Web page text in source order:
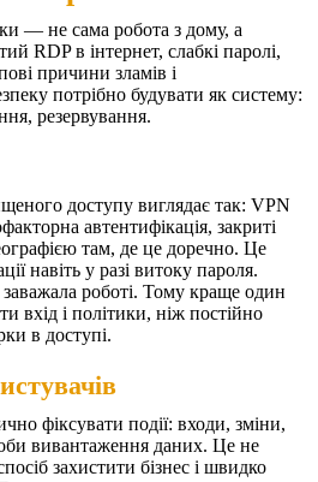
— не сама робота з дому, а
RDP в інтернет, слабкі паролі,
причини зламів і
потрібно будувати як систему:
резервування.
доступу виглядає так: VPN
автентифікація, закриті
там, де це доречно. Це
навіть у разі витоку пароля.
роботі. Тому краще один
вхід і політики, ніж постійно
в доступі.
фіксувати події: входи, зміни,
вивантаження даних. Це не
захистити бізнес і швидко